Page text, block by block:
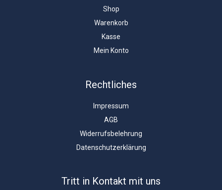
Shop
Warenkorb
Kasse
Mein Konto
Rechtliches
Impressum
AGB
Widerrufsbelehrung
Datenschutzerklärung
Tritt in Kontakt mit uns